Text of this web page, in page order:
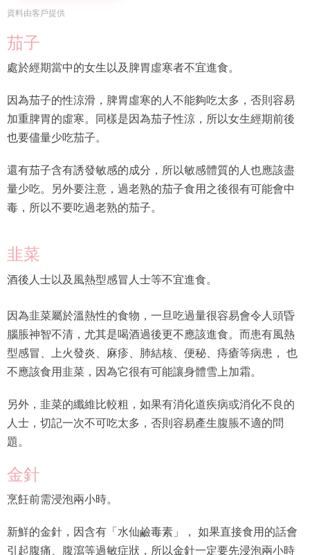
資料由客戶提供
茄子
處於經期當中的女生以及脾胃虛寒者不宜進食。
因為茄子的性涼滑，脾胃虛寒的人不能夠吃太多，否則容易
加重脾胃的虛寒。同樣是因為茄子性涼，所以女生經期前後
也要儘量少吃茄子。
還有茄子含有誘發敏感的成分，所以敏感體質的人也應該盡
量少吃。另外要注意，過老熟的茄子食用之後很有可能會中
毒，所以不要吃過老熟的茄子。
韭菜
酒後人士以及風熱型感冒人士等不宜進食。
因為韭菜屬於溫熱性的食物，一旦吃過量很容易會令人頭昏
腦脹神智不清，尤其是喝酒過後更不應該進食。而患有風熱
型感冒、上火發炎、麻疹、肺結核、便秘、痔瘡等病患， 也
不應該食用韭菜，因為它很有可能讓身體雪上加霜。
另外，韭菜的纖維比較粗，如果有消化道疾病或消化不良的
人士，切記一次不可吃太多，否則容易產生腹脹不適的問
題。
金針
烹飪前需浸泡兩小時。
新鮮的金針，因含有「水仙鹼毒素」， 如果直接食用的話會
引起腹痛、腹瀉等過敏症狀，所以金針一定要先浸泡兩小時